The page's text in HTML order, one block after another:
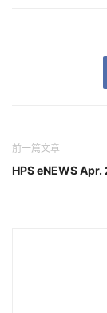
前一篇文章
HPS eNEWS Apr.